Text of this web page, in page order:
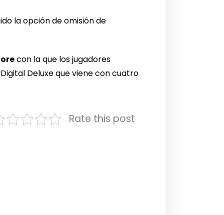
la opción de omisión de
con la que los jugadores
Deluxe que viene con cuatro
Rate this post